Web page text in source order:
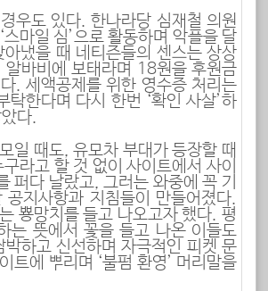
우도 있다. 한나라당 심재철 의원
스마일 심’으로 활동하며 악플을 달
아냈을 때 네티즌들의 센스는 상상
알바비에 보태라며 18원을 후원금
. 세액공제를 위한 영수증 처리는
탁한다며 다시 한번 ‘확인 사살’하
다.
일 때도, 유모차 부대가 등장할 때
라고 할 것 없이 사이트에서 사이
퍼다 날랐고, 그러는 와중에 꼭 기
공지사항과 지침들이 만들어졌다.
뿅망치를 들고 나오고자 했다. 평
는 뜻에서 꽃을 들고 나온 이들도
박하고 신선하며 자극적인 피켓 문
트에 뿌리며 ‘불펌 환영’ 머리말을